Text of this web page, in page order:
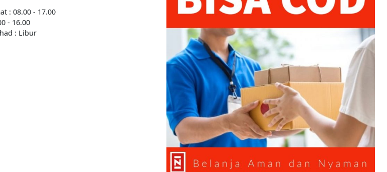
: 08.00 - 17.00
- 16.00
: Libur